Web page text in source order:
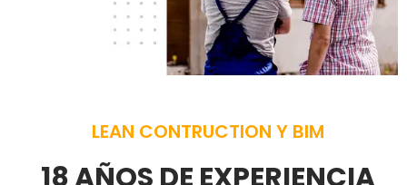
LEAN CONTRUCTION Y BIM